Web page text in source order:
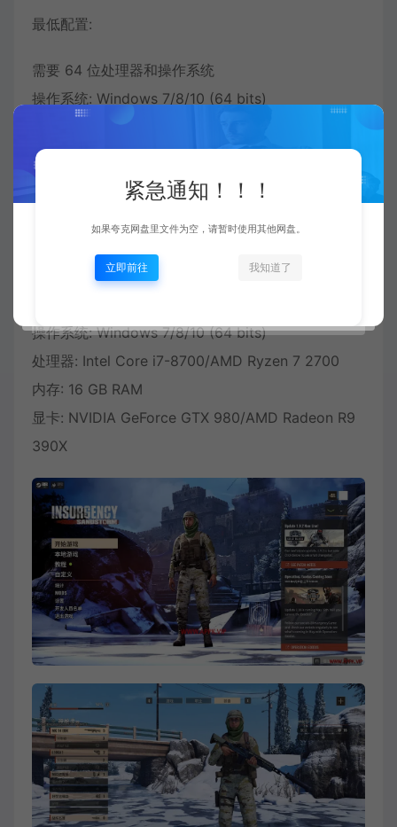
最低配置:
需要 64 位处理器和操作系统
操作系统: Windows 7/8/10 (64 bits)
处理器: Intel Core i5-4440/AMD FX-6300
内存: 8 GB RAM
显卡: NVIDIA GeForce GTX 760/AMD Radeon HD
操作系统: Windows 7/8/10 (64 bits)
处理器: Intel Core i7-8700/AMD Ryzen 7 2700
内存: 16 GB RAM
显卡: NVIDIA GeForce GTX 980/AMD Radeon R9
390X
紧急通知！！！
如果夸克网盘里文件为空，请暂时使用其他网盘。
立即前往 我知道了